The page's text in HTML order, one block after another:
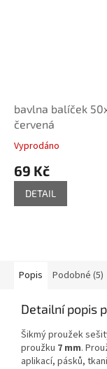
bavlna balíček
červená
Vyprodáno
69 Kč
DETAIL
Popis Podobné (5)
Detailní popis
Šikmý proužek
proužku 7 mm.
aplikací, pásků,